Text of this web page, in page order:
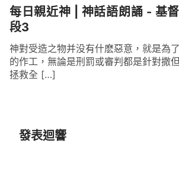
每日親近神 | 神話語朗誦 - 基
段3
神對受造之物并没有什麽惡意，就是為
的作工，無論是刑罰或審判都是針對撒
拯救全 […]
發表迴響